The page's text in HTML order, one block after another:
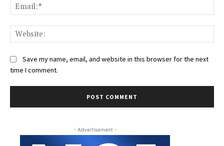
Save my name, email, and website in this browser for the next
time I comment.
- Advertisement -